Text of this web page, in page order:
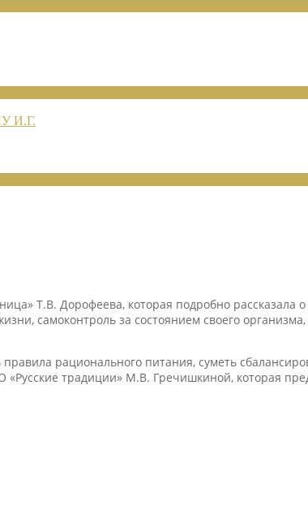
И.Г.
Т.В. Дорофеева, которая подробно рассказала
самоконтроль за состоянием своего
рационального питания, суметь
традиции» М.В. Гречишкиной, которая